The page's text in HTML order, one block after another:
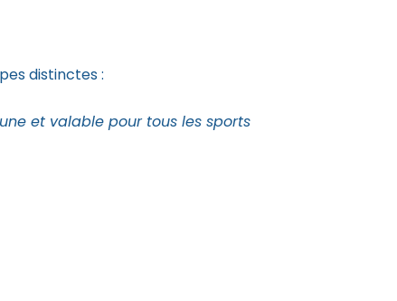
distinctes :
et valable pour tous les sports